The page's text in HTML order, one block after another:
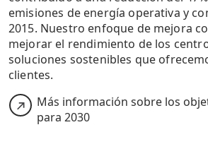
emisiones de energía operativa y
2015. Nuestro enfoque de mejora
mejorar el rendimiento de los
soluciones sostenibles que
clientes.
Más información sobre los
para 2030